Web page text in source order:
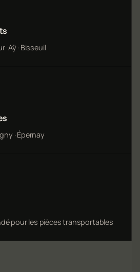
Aÿ · Bisseuil
· Épernay
pour les pièces transportables